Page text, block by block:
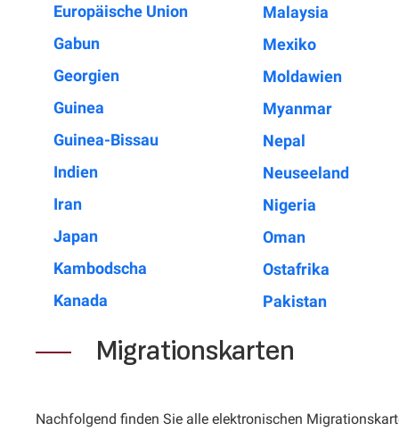
Europäische Union
Gabun
Georgien
Guinea
Guinea-Bissau
Indien
Iran
Japan
Kambodscha
Kanada
Malaysia
Mexiko
Moldawien
Myanmar
Nepal
Neuseeland
Nigeria
Oman
Ostafrika
Pakistan
Migrationskarten
Nachfolgend finden Sie alle elektronischen